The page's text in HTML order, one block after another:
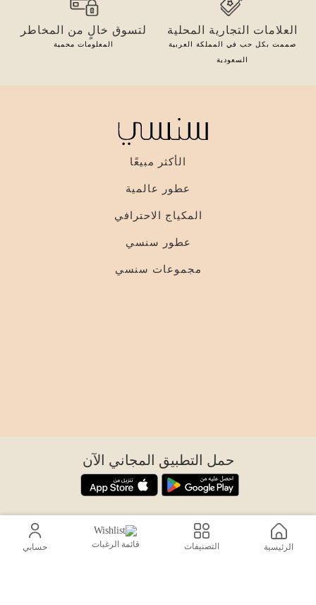
الرئيسية التصنيفات قائمة الرغبات حسابي
العلامات التجارية المحلية
صممت بكل حب في المملكة العربية
السعودية
لتسوق خالٍ من المخاطر
المعلومات محمية
الأكثر مبيعًا
عطور عالمية
المكياج الاحترافي
عطور سنسي
مجموعات سنسي
حمل التطبيق المجاني الآن
اتصل بنا
help@sensiksa.com